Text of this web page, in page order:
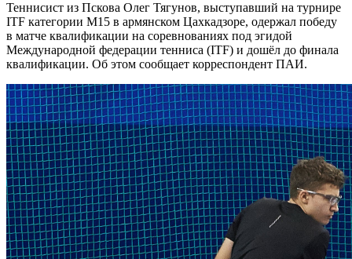
Теннисист из Пскова Олег Тягунов, выступавший на турнире
ITF категории M15 в армянском Цахкадзоре, одержал победу
в матче квалификации на соревнованиях под эгидой
Международной федерации тенниса (ITF) и дошёл до финала
квалификации. Об этом сообщает корреспондент ПАИ.